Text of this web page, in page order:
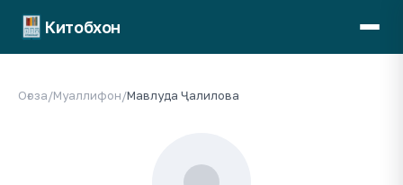
Китобхон
Оғоза/Муаллифон/Мавлуда Ҷалилова